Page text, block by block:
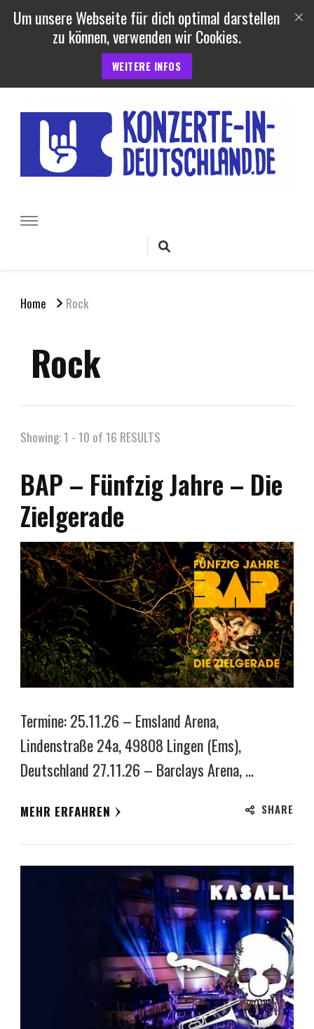
Um unsere Webseite für dich optimal darstellen
zu können, verwenden wir Cookies.
WEITERE INFOS
Deutschland
Veranstaltungen in Deutschland
Home Rock
Rock
Showing: 1 - 10 of 16 RESULTS
BAP – Fünfzig Jahre – Die
Zielgerade
Termine: 25.11.26 – Emsland Arena,
Lindenstraße 24a, 49808 Lingen (Ems),
Deutschland 27.11.26 – Barclays Arena, …
MEHR ERFAHREN SHARE